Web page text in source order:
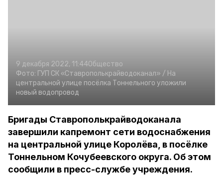
9 декабря 2022, 11:44Общество
Фото: ГУП СК «Ставрополькрайводоканал» / На
центральной улице посёлка Тоннельного уложили
новый водопровод
Бригады Ставрополькрайводоканала
завершили капремонт сети водоснабжения
на центральной улице Королёва, в посёлке
Тоннельном Кочубеевского округа. Об этом
сообщили в пресс-службе учреждения.